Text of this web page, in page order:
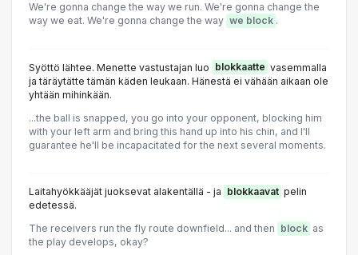
We're gonna change the way we run. We're gonna change the
way we eat. We're gonna change the way we block .
Syöttö lähtee. Menette vastustajan luo blokkaatte vasemmalla
ja täräytätte tämän käden leukaan. Hänestä ei vähään aikaan ole
yhtään mihinkään.
...the ball is snapped, you go into your opponent, blocking him
with your left arm and bring this hand up into his chin, and I'll
guarantee he'll be incapacitated for the next several moments.
Laitahyökkääjät juoksevat alakentällä - ja blokkaavat pelin
edetessä.
The receivers run the fly route downfield... and then block as
the play develops, okay?